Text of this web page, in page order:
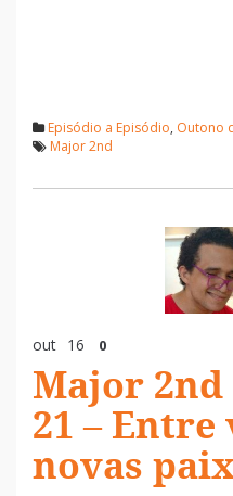
Episódio a Episódio, Outono
Major 2nd
out 16 0
Major 2nd
21 – Entre
novas